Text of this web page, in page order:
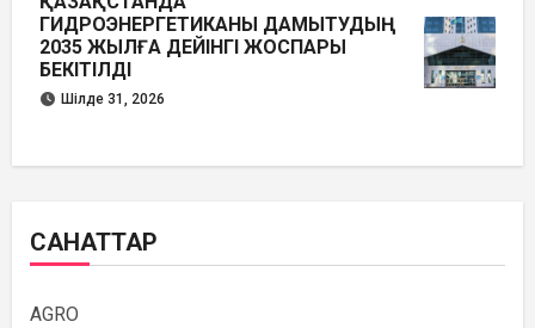
ГИДРОЭНЕРГЕТИКАНЫ ДАМЫТУДЫҢ
2035 ЖЫЛҒА ДЕЙІНГІ ЖОСПАРЫ
БЕКІТІЛДІ
Шілде 31, 2026
САНАТТАР
AGRO